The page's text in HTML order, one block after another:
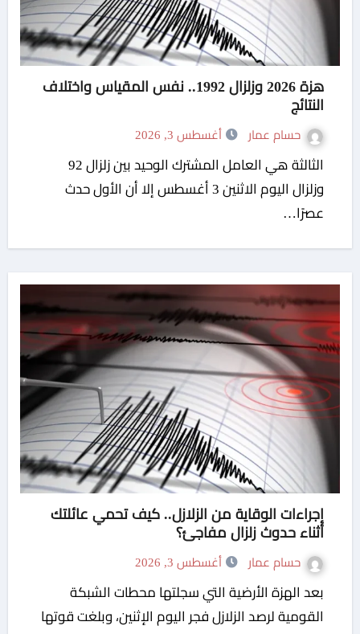
هزة 2026 وزلزال 1992.. نفس المقياس واختلاف
النتائج
حسام عمار أغسطس 3, 2026
الثالثة هي العامل المشترك الوحيد بين زلزال 92
وزلزال اليوم الاثنين 3 أغسطس إلا أن الأول حدث
عصرًا…
إجراءات الوقاية من الزلازل.. كيف تحمي عائلتك
أثناء حدوث زلزال مفاجئ؟
حسام عمار أغسطس 3, 2026
بعد الهزة الأرضية التي سجلتها محطات الشبكة
القومية لرصد الزلازل فجر اليوم الإثنين، وبلغت قوتها